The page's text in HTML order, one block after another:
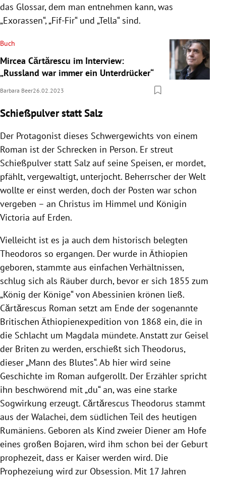
das Glossar, dem man entnehmen kann, was
„Exorassen“, „Fif-Fir“ und „Tella“ sind.
Buch
Mircea Cărtărescu im Interview:
„Russland war immer ein Unterdrücker“
Barbara Beer26.02.2023
Schießpulver statt Salz
Der Protagonist dieses Schwergewichts von einem
Roman ist der Schrecken in Person. Er streut
Schießpulver statt Salz auf seine Speisen, er mordet,
pfählt, vergewaltigt, unterjocht. Beherrscher der Welt
wollte er einst werden, doch der Posten war schon
vergeben – an Christus im Himmel und Königin
Victoria auf Erden.
Vielleicht ist es ja auch dem historisch belegten
Theodoros so ergangen. Der wurde in Äthiopien
geboren, stammte aus einfachen Verhältnissen,
schlug sich als Räuber durch, bevor er sich 1855 zum
„König der Könige“ von Abessinien krönen ließ.
Cărtărescus Roman setzt am Ende der sogenannte
Britischen Äthiopienexpedition von 1868 ein, die in
die Schlacht um Magdala mündete. Anstatt zur Geisel
der Briten zu werden, erschießt sich Theodorus,
dieser „Mann des Blutes“. Ab hier wird seine
Geschichte im Roman aufgerollt. Der Erzähler spricht
ihn beschwörend mit „du“ an, was eine starke
Sogwirkung erzeugt. Cărtărescus Theodorus stammt
aus der Walachei, dem südlichen Teil des heutigen
Rumäniens. Geboren als Kind zweier Diener am Hofe
eines großen Bojaren, wird ihm schon bei der Geburt
prophezeit, dass er Kaiser werden wird. Die
Prophezeiung wird zur Obsession. Mit 17 Jahren